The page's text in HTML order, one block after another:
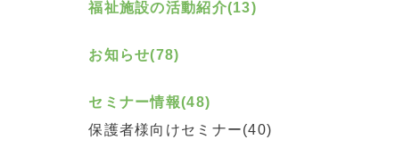
福祉施設の活動紹介(13)
お知らせ(78)
セミナー情報(48)
保護者様向けセミナー(40)